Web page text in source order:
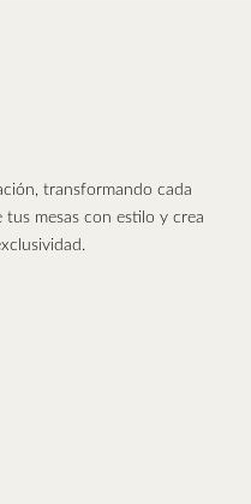
transformando cada
mesas con estilo y crea